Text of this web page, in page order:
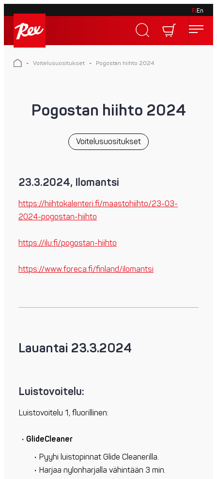
Skip
content
FiEn
Rex
- Voitelusuositukset - Pogostan hiihto 2024
Pogostan hiihto 2024
Voitelusuositukset
23.3.2024, Ilomantsi
https://hiihtokalenteri.fi/maastohiihto/23-03-
2024-pogostan-hiihto
https://ilu.fi/pogostan-hiihto
https://www.foreca.fi/finland/ilomantsi
Lauantai 23.3.2024
Luistovoitelu:
Luistovoitelu 1, fluorillinen:
GlideCleaner
Pyyhi luistopinnat Glide Cleanerilla.
Harjaa nylonharjalla vähintään 3 min.